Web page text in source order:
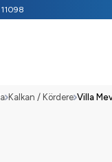
Kalkan / Kördere Villa